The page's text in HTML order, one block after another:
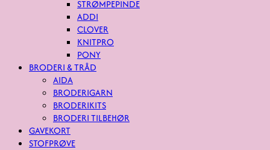
STRØMPEPINDE
ADDI
CLOVER
KNITPRO
PONY
BRODERI & TRÅD
AIDA
BRODERIGARN
BRODERIKITS
BRODERI TILBEHØR
GAVEKORT
STOFPRØVE